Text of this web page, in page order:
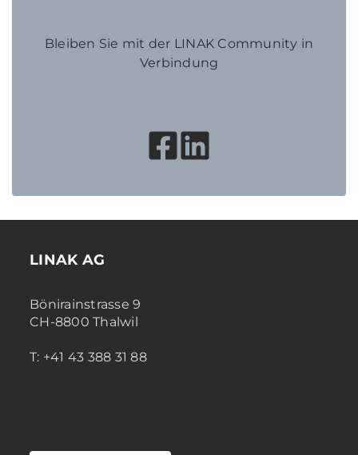
Bleiben Sie mit der LINAK Community in
Verbindung
LINAK AG
Bönirainstrasse 9
CH-8800 Thalwil
T: +41 43 388 31 88